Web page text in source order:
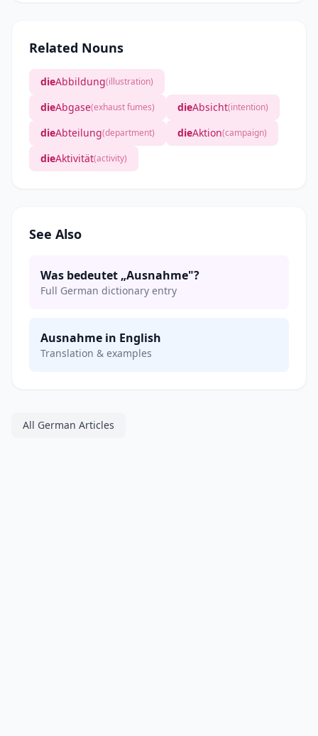
Related Nouns
dieAbbildung(illustration)
dieAbgase(exhaust fumes) dieAbsicht(intention)
dieAbteilung(department) dieAktion(campaign)
dieAktivität(activity)
See Also
Was bedeutet „Ausnahme"?
Full German dictionary entry
Ausnahme in English
Translation & examples
All German Articles